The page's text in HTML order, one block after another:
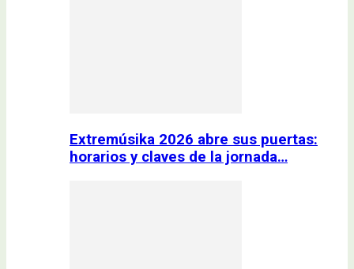
Extremúsika 2026 abre sus puertas:
horarios y claves de la jornada…